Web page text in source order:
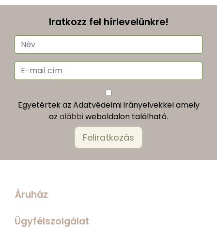
Iratkozz fel hírlevelünkre!
Egyetértek az Adatvédelmi irányelvekkel amely
az alábbi weboldalon található.
Áruház
Ügyfélszolgálat